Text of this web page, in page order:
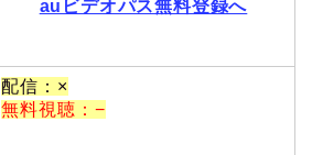
auビデオパス無料登録へ
配信：×
無料視聴：−